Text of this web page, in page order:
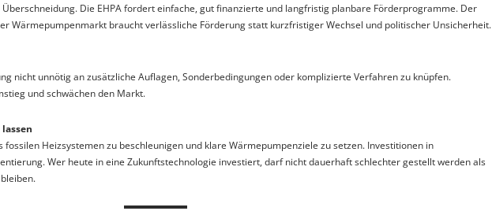
Die EHPA fordert einfache, gut finanzierte und langfristig planbare Förderprogramme. Der
Wärmepumpenmarkt braucht verlässliche Förderung statt kurzfristiger Wechsel und politischer Unsicherheit.
nicht unnötig an zusätzliche Auflagen, Sonderbedingungen oder komplizierte Verfahren zu knüpfen.
und schwächen den Markt.
fossilen Heizsystemen zu beschleunigen und klare Wärmepumpenziele zu setzen. Investitionen in
Wer heute in eine Zukunftstechnologie investiert, darf nicht dauerhaft schlechter gestellt werden als